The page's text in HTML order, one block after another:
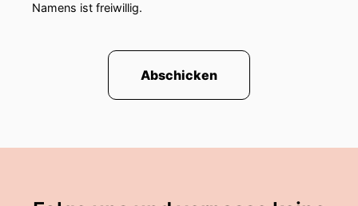
Namens ist freiwillig.
Abschicken